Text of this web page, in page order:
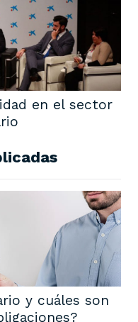
en el sector
y cuáles son